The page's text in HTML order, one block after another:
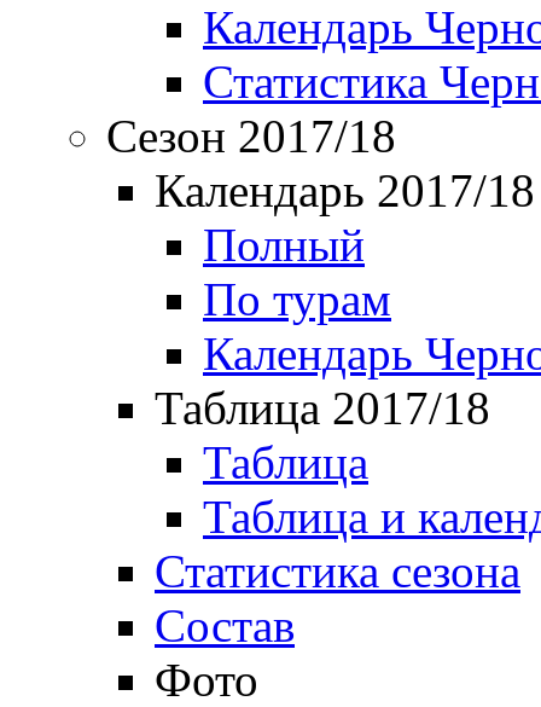
Календарь
Статистика
Сезон 2017/18
Календарь 2017/18
Полный
По турам
Календарь
Таблица 2017/18
Таблица
Таблица и
Статистика сезона
Состав
Фото